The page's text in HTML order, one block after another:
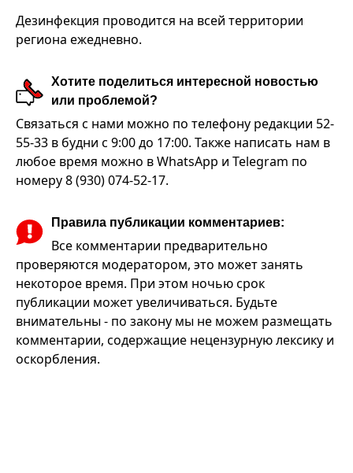
Дезинфекция проводится на всей территории
региона ежедневно.
Хотите поделиться интересной новостью
или проблемой?
Связаться с нами можно по телефону редакции 52-
55-33 в будни с 9:00 до 17:00. Также написать нам в
любое время можно в WhatsApp и Telegram по
номеру 8 (930) 074-52-17.
Правила публикации комментариев:
Все комментарии предварительно
проверяются модератором, это может занять
некоторое время. При этом ночью срок
публикации может увеличиваться. Будьте
внимательны - по закону мы не можем размещать
комментарии, содержащие нецензурную лексику и
оскорбления.